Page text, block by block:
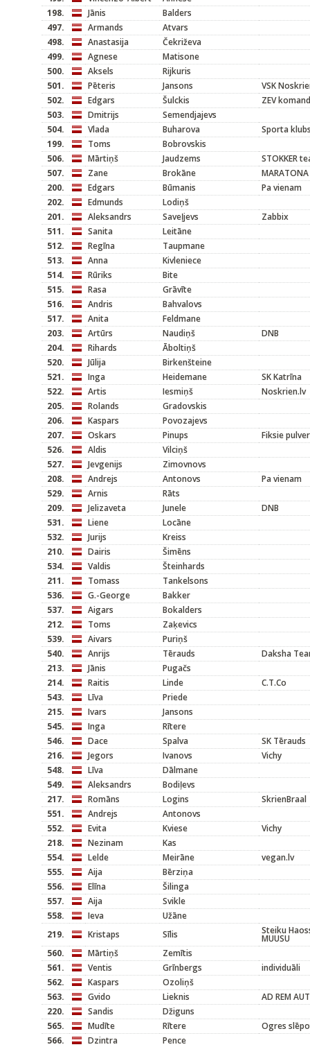
198.
Jānis
Balders
497.
Armands
Atvars
498.
Anastasija
Čekriževa
499.
Agnese
Matisone
500.
Aksels
Rijkuris
501.
Pēteris Jansons
VSK
502.
Edgars Šulckis
ZEV
503.
Dmitrijs
Semendjajevs
504.
Vlada Buharova
Sporta
199.
Toms
Bobrovskis
506.
Mārtiņš Jaudzems
STOKKER
507.
Zane Brokāne
MARATONA
200.
Edgars Būmanis
Pa vienam
202.
Edmunds
Lodiņš
201.
Aleksandrs Saveļjevs
Zabbix
511.
Sanita
Leitāne
512.
Regīna
Taupmane
513.
Anna
Kivleniece
514.
Rūriks
Bite
515.
Rasa
Grāvīte
516.
Andris
Bahvalovs
517.
Anita
Feldmane
203.
Artūrs Naudiņš
DNB
204.
Rihards
Āboltiņš
520.
Jūlija
Birkenšteine
521.
Inga Heidemane
SK Katrīna
522.
Artis Iesmiņš
Noskrien.lv
205.
Rolands
Gradovskis
206.
Kaspars
Povozajevs
207.
Oskars Pinups
Fiksie
526.
Aldis
Vilciņš
527.
Jevgenijs
Zimovnovs
208.
Andrejs Antonovs
Pa vienam
529.
Arnis
Rāts
209.
Jelizaveta Junele
DNB
531.
Liene
Locāne
532.
Jurijs
Kreiss
210.
Dairis
Šimēns
534.
Valdis
Šteinhards
211.
Tomass
Tankelsons
536.
G.-George
Bakker
537.
Aigars
Bokalders
212.
Toms
Zaķevics
539.
Aivars
Puriņš
540.
Anrijs Tērauds
Daksha
213.
Jānis
Pugačs
214.
Raitis Linde
C.T.Co
543.
Līva
Priede
215.
Ivars
Jansons
545.
Inga
Rītere
546.
Dace Spalva
SK Tērauds
216.
Jegors Ivanovs
Vichy
548.
Līva
Dālmane
549.
Aleksandrs
Bodiļevs
217.
Romāns Logins
SkrienBraal
551.
Andrejs
Antonovs
552.
Evita Kviese
Vichy
218.
Nezinam
Kas
554.
Lelde Meirāne
vegan.lv
555.
Aija
Bērziņa
556.
Elīna
Šilinga
557.
Aija
Svikle
558.
Ieva
Užāne
219.
Kristaps Sīlis Steiku
MUUSU
560.
Mārtiņš
Zemītis
561.
Ventis Grīnbergs
individuāli
562.
Kaspars
Ozoliņš
563.
Gvido Lieknis
AD REM
220.
Sandis
Džiguns
565.
Mudīte Rītere
Ogres
566.
Dzintra
Pence